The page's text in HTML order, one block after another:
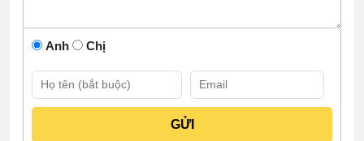
Anh Chị